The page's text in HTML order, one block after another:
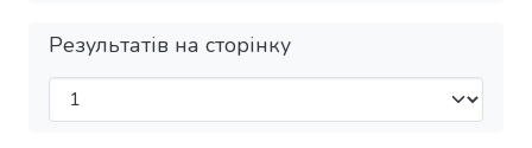
Результатів на сторінку